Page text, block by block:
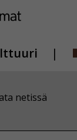
netissä